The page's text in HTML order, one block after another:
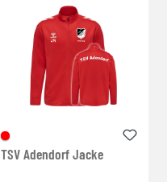
TSV Adendorf Jacke